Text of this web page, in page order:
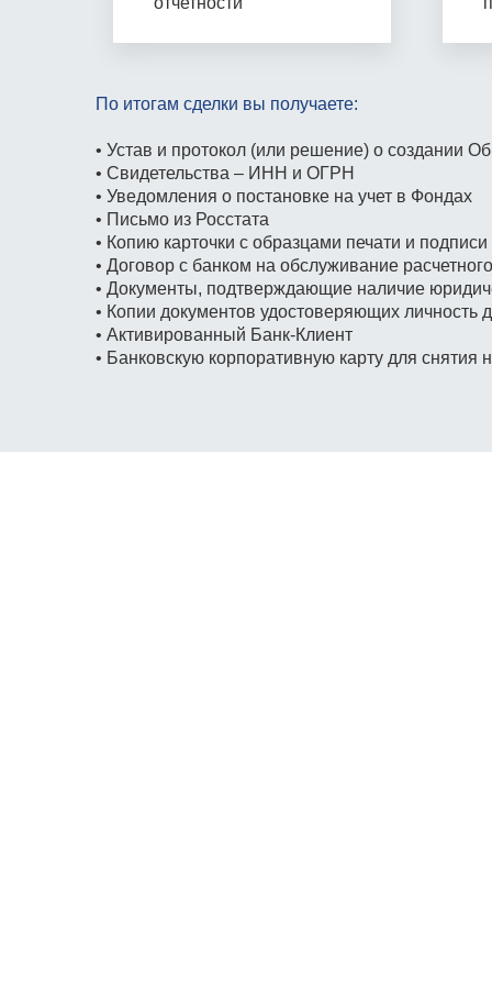
По итогам сделки вы получаете:
• Устав и протокол (или решение) о создании
• Свидетельства – ИНН и ОГРН
• Уведомления о постановке на учет в Фондах
• Письмо из Росстата
• Копию карточки с образцами печати и подписи
• Договор с банком на обслуживание
• Документы, подтверждающие наличие
• Копии документов удостоверяющих личность
• Активированный Банк-Клиент
• Банковскую корпоративную карту для снятия